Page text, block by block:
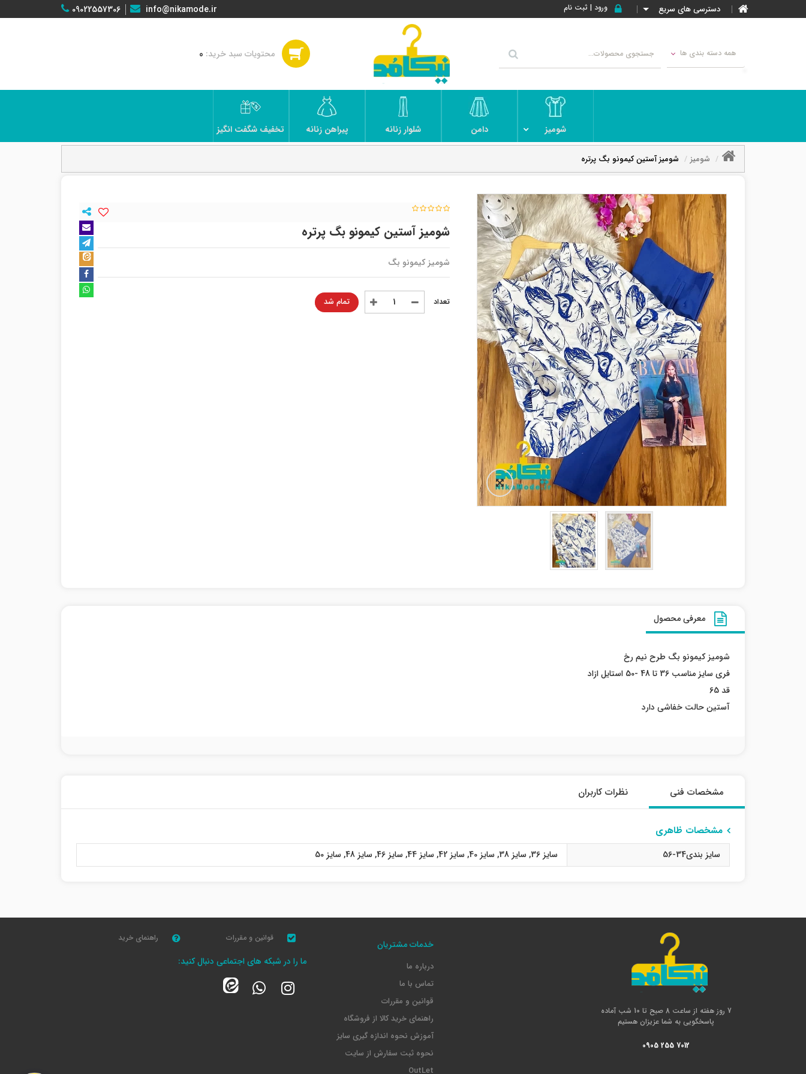
دسترسی های سریع ورود | ثبت نام 09022557306 info@nikamode.ir
همه دسته بندی ها 0
شومیز دامن شلوار زنانه پیراهن زنانه تخفیف شگفت انگیز
شومیز شومیز آستین کیمونو بگ پرتره
شومیز آستین کیمونو بگ پرتره
شومیز کیمونو بگ
تمام شد
معرفی محصول
شومیز کیمونو بگ طرح نیم رخ
فری سایز مناسب 36 تا 48 -50 استایل ازاد
قد 65
آستین حالت خفاشی دارد
مشخصات فنی نظرات کاربران
مشخصات ظاهری
سایز بندی34-56 سایز 36 , سایز 38 , سایز 40 , سایز 42 , سایز 44 , سایز 46 , سایز 48 , سایز 50
7 روز هفته از ساعت 8 صبح تا 10 شب آماده
پاسخگویی به شما عزیزان هستیم
0905 255 7012
خدمات مشتریان
درباره ما
تماس با ما
قوانین و مقررات
راهنمای خرید کالا از فروشگاه
آموزش نحوه اندازه گیری سایز
نحوه ثبت سفارش از سایت
OutLet
قوانین و مقررات راهنمای خرید
ما را در شبکه های اجتماعی دنبال کنید: